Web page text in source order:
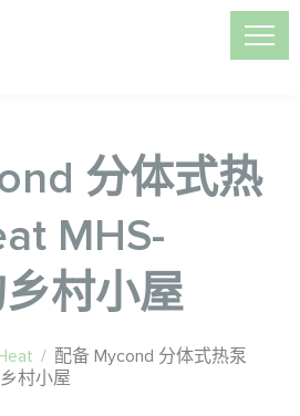
分体式热
MHS-
村小屋
/ 配备 Mycond 分体式热泵
村小屋